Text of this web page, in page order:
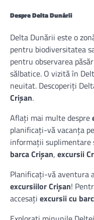
Despre Delta Dunării
Delta Dunării este o
pentru biodiversitatea
pentru observarea
sălbatice. O vizită în
neuitat. Descoperiți
Crișan.
Aflați mai multe despre
planificați-vă vacanța
informații suplimentare
barca Crișan, excursii
Planificați-vă aventura
excursiilor Crișan!
accesați excursii cu